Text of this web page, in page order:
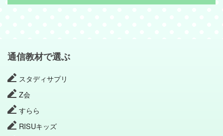
通信教材で選ぶ
スタディサプリ
Z会
すらら
RISUキッズ